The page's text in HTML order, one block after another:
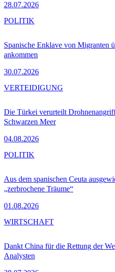
28.07.2026
Spanische Enklave von Migranten
ankommen
30.07.2026
POLITIK
Die Türkei verurteilt
Schwarzen Meer
04.08.2026
VERTEIDIGUNG
Aus dem spanischen Ceuta
„zerbrochene Träume“
01.08.2026
POLITIK
Dankt China für die Rettung der
Analysten
WIRTSCHAFT